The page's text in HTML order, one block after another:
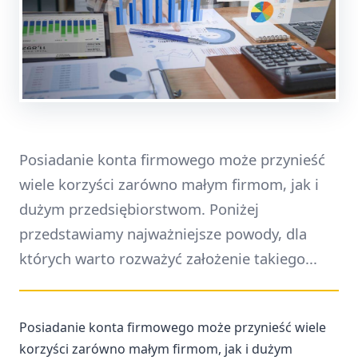
Posiadanie konta firmowego może przynieść
wiele korzyści zarówno małym firmom, jak i
dużym przedsiębiorstwom. Poniżej
przedstawiamy najważniejsze powody, dla
których warto rozważyć założenie takiego...
Posiadanie konta firmowego może przynieść wiele
korzyści zarówno małym firmom, jak i dużym